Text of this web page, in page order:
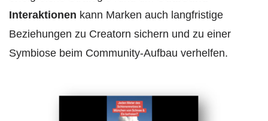
Interaktionen kann Marken auch langfristige
Beziehungen zu Creatorn sichern und zu einer
Symbiose beim Community-Aufbau verhelfen.